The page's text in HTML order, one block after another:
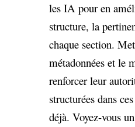
les IA pour en
structure, la
chaque section.
métadonnées et le
renforcer leur
structurées dans
déjà. Voyez-vous